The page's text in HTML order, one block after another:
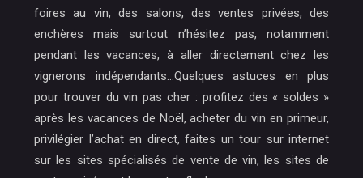
foires au vin, des salons, des ventes privées, des
enchères mais surtout n’hésitez pas, notamment
pendant les vacances, à aller directement chez les
vignerons indépendants…Quelques astuces en plus
pour trouver du vin pas cher : profitez des « soldes »
après les vacances de Noël, acheter du vin en primeur,
privilégier l’achat en direct, faites un tour sur internet
sur les sites spécialisés de vente de vin, les sites de